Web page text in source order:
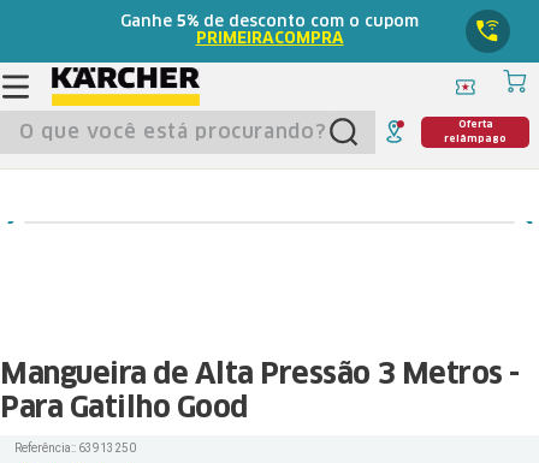
Ganhe 5% de desconto com o cupom
PRIMEIRACOMPRA
O que você está procurando?
Oferta
relâmpago
Mangueira de Alta Pressão 3 Metros -
Para Gatilho Good
Referência:: 63913250